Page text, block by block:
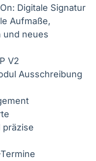
Digitale Signatur
Aufmaße,
und neues
V2
Ausschreibung
präzise